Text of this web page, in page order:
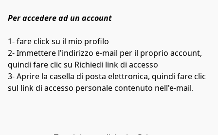
Per accedere ad un account
1- fare click su il mio profilo
2- Immettere l'indirizzo e-mail per il proprio account,
quindi fare clic su Richiedi link di accesso
3- Aprire la casella di posta elettronica, quindi fare clic
sul link di accesso personale contenuto nell'e-mail.